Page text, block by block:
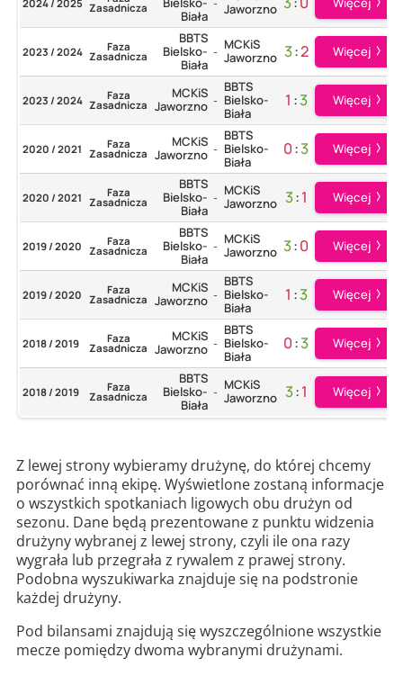
2024 / 2025 Zasadnicza
Biała
- Jaworzno
2023 / 2024 Faza
Zasadnicza
BBTS
Bielsko-
Biała
- MCKiS
Jaworzno 3:2 Więcej
2023 / 2024 Faza
Zasadnicza
MCKiS
Jaworzno -
BBTS
Bielsko-
Biała
1 :3 Więcej
2020 / 2021 Faza
Zasadnicza
MCKiS
Jaworzno -
BBTS
Bielsko-
Biała
0:3 Więcej
2020 / 2021 Faza
Zasadnicza
BBTS
Bielsko-
Biała
- MCKiS
Jaworzno 3:1 Więcej
2019 / 2020 Faza
Zasadnicza
BBTS
Bielsko-
Biała
- MCKiS
Jaworzno 3:0 Więcej
2019 / 2020 Faza
Zasadnicza
MCKiS
Jaworzno -
BBTS
Bielsko-
Biała
1 :3 Więcej
2018 / 2019 Faza
Zasadnicza
MCKiS
Jaworzno -
BBTS
Bielsko-
Biała
0:3 Więcej
2018 / 2019 Faza
Zasadnicza
BBTS
Bielsko-
Biała
- MCKiS
Jaworzno 3:1 Więcej
Z lewej strony wybieramy drużynę, do której chcemy
porównać inną ekipę. Wyświetlone zostaną informacje
o wszystkich spotkaniach ligowych obu drużyn od
sezonu. Dane będą prezentowane z punktu widzenia
drużyny wybranej z lewej strony, czyli ile ona razy
wygrała lub przegrała z rywalem z prawej strony.
Podobna wyszukiwarka znajduje się na podstronie
każdej drużyny.
Pod bilansami znajdują się wyszczególnione wszystkie
mecze pomiędzy dwoma wybranymi drużynami.